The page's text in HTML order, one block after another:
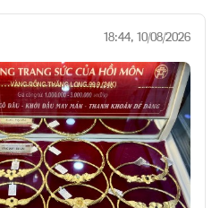
18:44, 10/08/2026